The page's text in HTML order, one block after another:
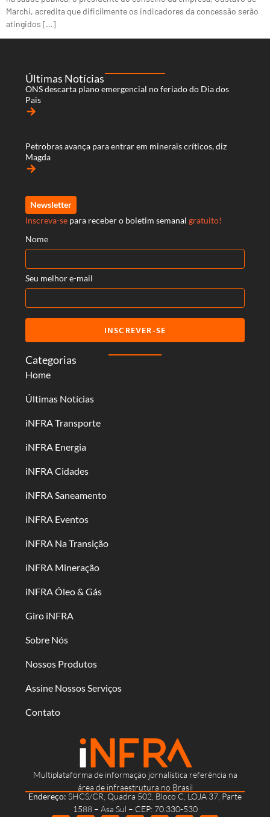
Marchi, acredita que dificilmente os indicadores da concessão serão
atingidos […]
Multiplataforma de informação jornalística referência na
área de infraestrutura no Brasil
Endereço: SHCS/CR, Quadra 502, Bloco C, LOJA 37, Parte
1588 – Asa Sul – CEP: 70.330-530
Categorias
Home
Últimas Notícias
iNFRA Transporte
iNFRA Energia
iNFRA Cidades
iNFRA Saneamento
iNFRA Eventos
iNFRA Na Transição
iNFRA Mineração
iNFRA Óleo & Gás
Giro iNFRA
Sobre Nós
Nossos Produtos
Assine Nossos Serviços
Contato
Últimas Notícias
ONS descarta plano emergencial no feriado do Dia dos
Pais
arrow_forward
Petrobras avança para entrar em minerais críticos, diz
Magda
arrow_forward
Newsletter
Inscreva-se para receber o boletim semanal gratuito!
Nome
Seu melhor e-mail
INSCREVER-SE